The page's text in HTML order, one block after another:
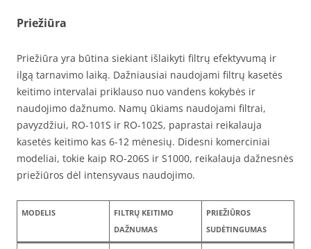
Priežiūra
Priežiūra yra būtina siekiant išlaikyti filtrų efektyvumą ir
ilgą tarnavimo laiką. Dažniausiai naudojami filtrų kasetės
keitimo intervalai priklauso nuo vandens kokybės ir
naudojimo dažnumo. Namų ūkiams naudojami filtrai,
pavyzdžiui, RO-101S ir RO-102S, paprastai reikalauja
kasetės keitimo kas 6-12 mėnesių. Didesni komerciniai
modeliai, tokie kaip RO-206S ir S1000, reikalauja dažnesnės
priežiūros dėl intensyvaus naudojimo.
MODELIS
FILTRŲ KEITIMO
DAŽNUMAS
PRIEŽIŪROS
SUDĖTINGUMAS